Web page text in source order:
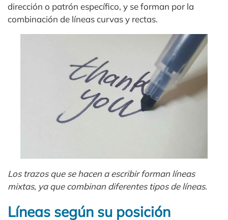
dirección o patrón específico, y se forman por la
combinación de líneas curvas y rectas.
Los trazos que se hacen a escribir forman líneas
mixtas, ya que combinan diferentes tipos de líneas.
Líneas según su posición